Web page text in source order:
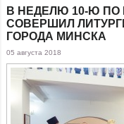
В НЕДЕЛЮ 10-Ю
СОВЕРШИЛ
ГОРОДА МИНСКА
05 августа 2018